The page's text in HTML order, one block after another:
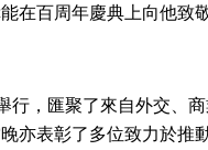
在百周年慶典上向他致敬
，匯聚了來自外交、
亦表彰了多位致力於推